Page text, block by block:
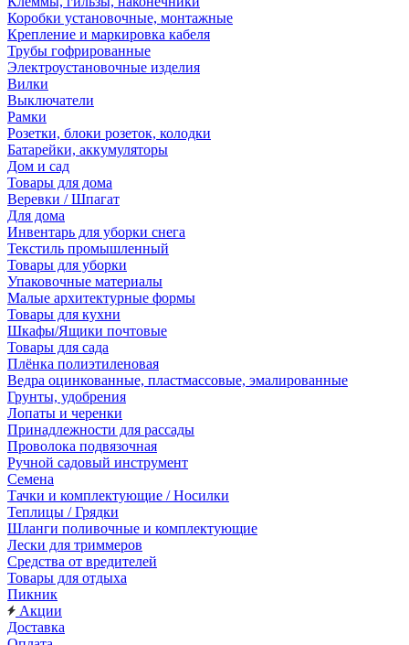
Коробки установочные, монтажные
Крепление и маркировка кабеля
Трубы гофрированные
Электроустановочные изделия
Вилки
Выключатели
Рамки
Розетки, блоки розеток, колодки
Батарейки, аккумуляторы
Дом и сад
Товары для дома
Веревки / Шпагат
Для дома
Инвентарь для уборки снега
Текстиль промышленный
Товары для уборки
Упаковочные материалы
Малые архитектурные формы
Товары для кухни
Шкафы/Ящики почтовые
Товары для сада
Плёнка полиэтиленовая
Ведра оцинкованные, пластмассовые, эмалированные
Грунты, удобрения
Лопаты и черенки
Принадлежности для рассады
Проволока подвязочная
Ручной садовый инструмент
Семена
Тачки и комплектующие / Носилки
Теплицы / Грядки
Шланги поливочные и комплектующие
Лески для триммеров
Средства от вредителей
Товары для отдыха
Пикник
Акции
Доставка